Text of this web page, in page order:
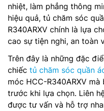
nhiệt, làm phẳng thông
hiệu quả, tủ chăm sóc
R340ARXV chính là lựa
cao sự tiện nghi, an toàn
Trên đây là những đặc
chiếc tủ chăm sóc quần
móc HCC-R340ARXV
trước khi lựa chọn. Liên
được tư vấn và hỗ trợ